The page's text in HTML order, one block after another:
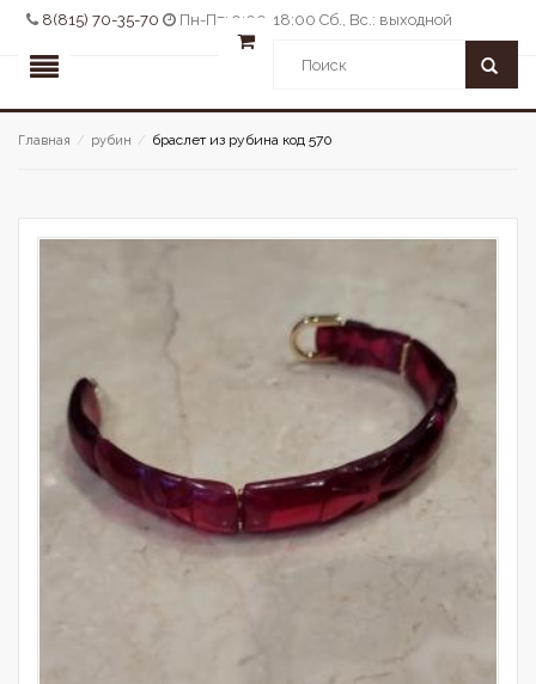
8(815) 70-35-70 Пн-Пт: 9:00-18:00 Сб., Вс.: выходной
Главная / рубин / браслет из рубина код 570